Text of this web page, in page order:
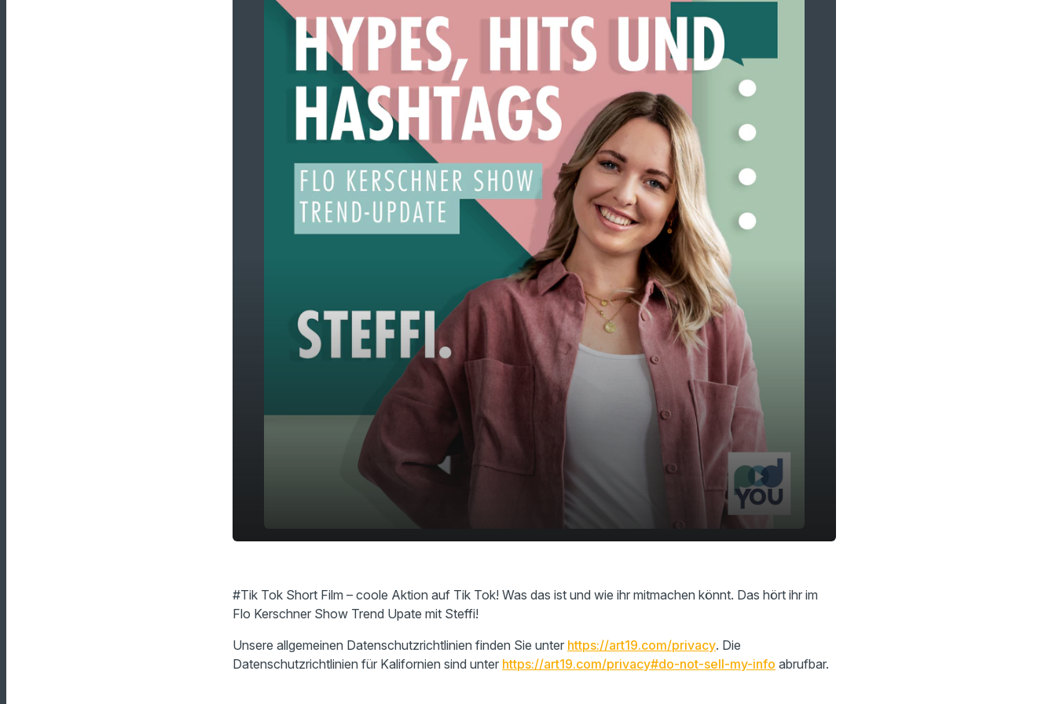
#Tik Tok Short Film – coole Aktion auf Tik Tok! Was das ist und wie ihr mitmachen könnt. Das hört ihr im
Flo Kerschner Show Trend Upate mit Steffi!
Unsere allgemeinen Datenschutzrichtlinien finden Sie unter https://art19.com/privacy. Die
Datenschutzrichtlinien für Kalifornien sind unter https://art19.com/privacy#do-not-sell-my-info abrufbar.